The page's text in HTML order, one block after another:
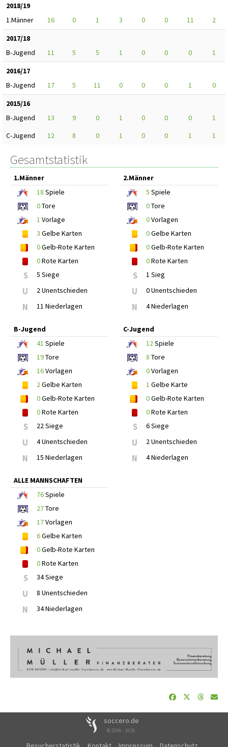
2018/19
1.Männer
16 0 1 3 0 0 11
2
2017/18
B-Jugend
11 5 5 1 0 0 0
1
2016/17
B-Jugend
17 5 11 0 0 0 1
0
2015/16
B-Jugend
13 9 0 1 0 0 0
1
C-Jugend
12 8 0 1 0 0 1 1
Gesamtstatistik
1.Männer
18 Spiele
0Tore
1 Vorlage
3 Gelbe Karten
0Gelb-Rote Karten
0Rote Karten
S 5 Siege
U 2 Unentschieden
N 11 Niederlagen
2.Männer
5 Spiele
0Tore
0Vorlagen
0Gelbe Karten
0Gelb-Rote Karten
0Rote Karten
S 1 Sieg
U 0 Unentschieden
N 4 Niederlagen
B-Jugend
41 Spiele
19Tore
16Vorlagen
2Gelbe Karten
0Gelb-Rote Karten
0Rote Karten
S 22 Siege
U 4 Unentschieden
N 15 Niederlagen
C-Jugend
12Spiele
8 Tore
0Vorlagen
1 Gelbe Karte
0Gelb-Rote Karten
0Rote Karten
S 6 Siege
U 2 Unentschieden
N 4 Niederlagen
ALLE MANNSCHAFTEN
76Spiele
27Tore
17Vorlagen
6Gelbe Karten
0Gelb-Rote Karten
0Rote Karten
S 34 Siege
U 8 Unentschieden
N 34 Niederlagen
soccero.de
© 2006 - 2026